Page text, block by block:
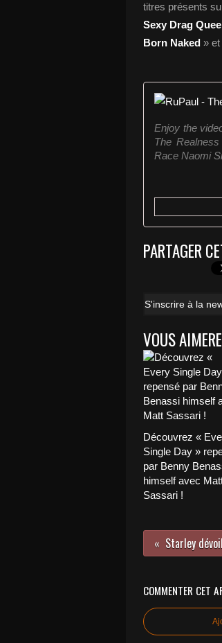
titres présents
Sexy Drag
Born Naked » et
Enjoy the
The
Race Naomi
PARTAGER
S'inscrire à la
VOUS
Découvrez «
Single Day »
par Benny
himself avec
Sassari !
COMMENTER CET